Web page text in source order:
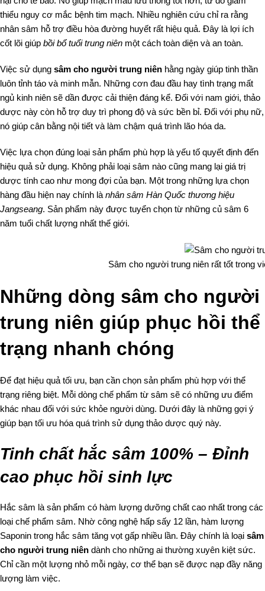
thiểu nguy cơ mắc bệnh tim mạch. Nhiều nghiên cứu chỉ ra rằng
nhân sâm hỗ trợ điều hòa đường huyết rất hiệu quả. Đây là lợi ích
cốt lõi giúp bồi bổ tuổi trung niên một cách toàn diện và an toàn.
Việc sử dụng sâm cho người trung niên hằng ngày giúp tinh thần
luôn tỉnh táo và minh mẫn. Những cơn đau đầu hay tình trạng mất
ngủ kinh niên sẽ dần được cải thiện đáng kể. Đối với nam giới, thảo
dược này còn hỗ trợ duy trì phong độ và sức bền bỉ. Đối với phụ nữ,
nó giúp cân bằng nội tiết và làm chậm quá trình lão hóa da.
Việc lựa chọn đúng loại sản phẩm phù hợp là yếu tố quyết định đến
hiệu quả sử dụng. Không phải loại sâm nào cũng mang lại giá trị
dược tính cao như mong đợi của bạn. Một trong những lựa chọn
hàng đầu hiện nay chính lànhân sâm Hàn Quốc thương hiệu
Jangseang. Sản phẩm này được tuyển chọn từ những củ sâm 6
năm tuổi chất lượng nhất thế giới.
Sâm cho người trung niên rất tốt trong
Những dòng sâm cho người
trung niên giúp phục hồi thể
trạng nhanh chóng
Để đạt hiệu quả tối ưu, bạn cần chọn sản phẩm phù hợp với thể
trạng riêng biệt. Mỗi dòng chế phẩm từ sâm sẽ có những ưu điểm
khác nhau đối với sức khỏe người dùng. Dưới đây là những gợi ý
giúp bạn tối ưu hóa quá trình sử dụng thảo dược quý này.
Tinh chất hắc sâm 100% – Đỉnh
cao phục hồi sinh lực
Hắc sâm là sản phẩm có hàm lượng dưỡng chất cao nhất trong các
loại chế phẩm sâm. Nhờ công nghệ hấp sấy 12 lần, hàm lượng
Saponin trong hắc sâm tăng vọt gấp nhiều lần. Đây chính là loại sâm
cho người trung niên dành cho những ai thường xuyên kiệt sức.
Chỉ cần một lượng nhỏ mỗi ngày, cơ thể bạn sẽ được nạp đầy năng
lượng làm việc.